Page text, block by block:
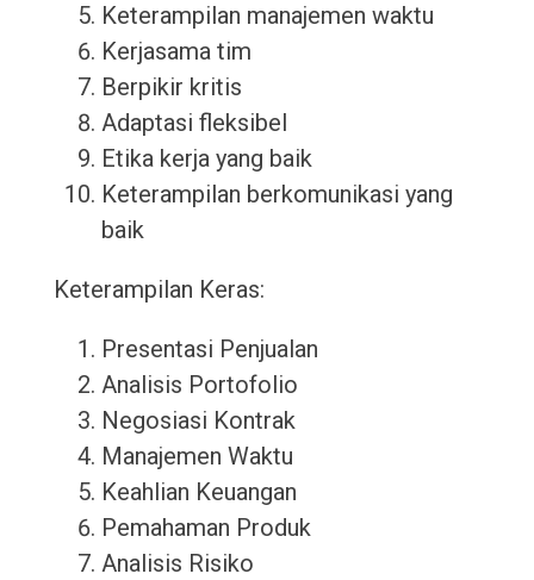
Keterampilan manajemen waktu
Kerjasama tim
Berpikir kritis
Adaptasi fleksibel
Etika kerja yang baik
Keterampilan berkomunikasi yang
baik
Keterampilan Keras:
Presentasi Penjualan
Analisis Portofolio
Negosiasi Kontrak
Manajemen Waktu
Keahlian Keuangan
Pemahaman Produk
Analisis Risiko